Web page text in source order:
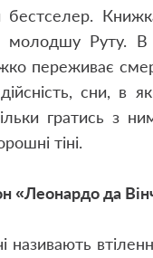
бестселер.
Руту. В
переживає
сни, в
гратись з
тіні.
«Леонардо да
називають